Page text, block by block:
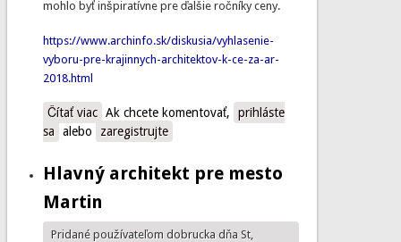
mohlo byť inšpiratívne pre ďalšie ročníky ceny.
https://www.archinfo.sk/diskusia/vyhlasenie-
vyboru-pre-krajinnych-architektov-k-ce-za-ar-
2018.html
Čítať viaco Informácia
Ak chcete komentovať,
prihláste
sa
alebo zaregistrujte
Hlavný architekt pre mesto
Martin
Pridané používateľom dobruckadňa St,